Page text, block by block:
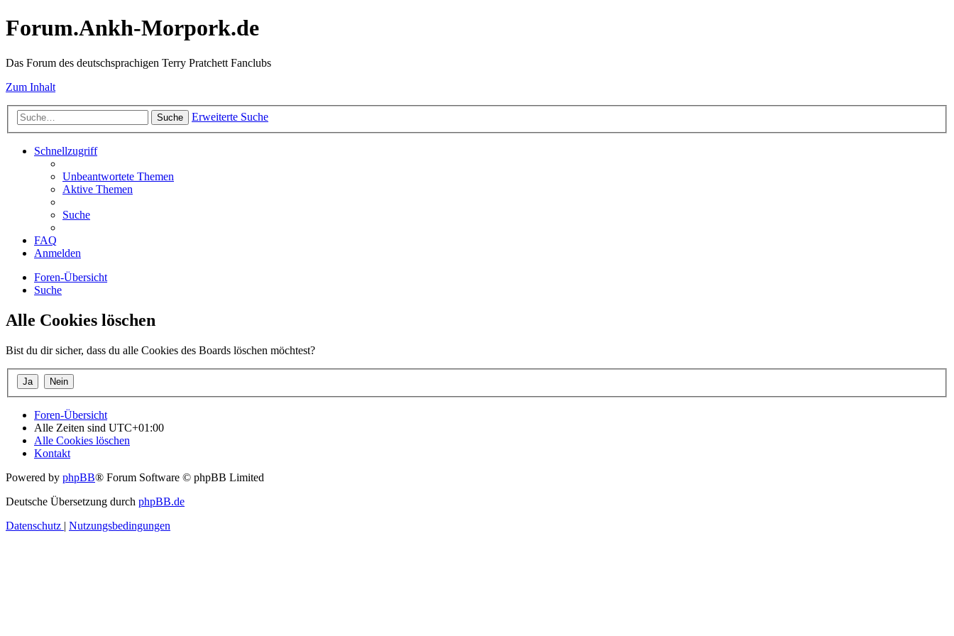
Forum.Ankh-Morpork.de
Das Forum des deutschsprachigen Terry Pratchett Fanclubs
Zum Inhalt
Suche Erweiterte Suche
Schnellzugriff
Unbeantwortete Themen
Aktive Themen
Suche
FAQ
Anmelden
Foren-Übersicht
Suche
Alle Cookies löschen
Bist du dir sicher, dass du alle Cookies des Boards löschen möchtest?
Foren-Übersicht
Alle Zeiten sind UTC+01:00
Alle Cookies löschen
Kontakt
Powered by phpBB® Forum Software © phpBB Limited
Deutsche Übersetzung durch phpBB.de
Datenschutz | Nutzungsbedingungen